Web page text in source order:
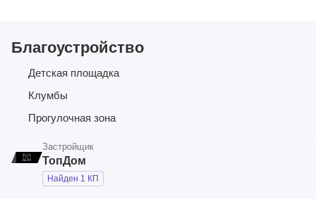
Благоустройство
Детская площадка
Клумбы
Прогулочная зона
Застройщик
ТопДом
Найден 1 КП